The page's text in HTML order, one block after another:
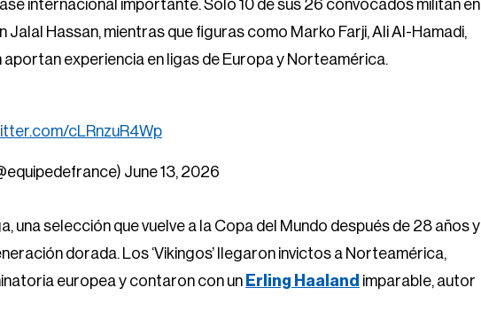
internacional importante. Solo 10 de sus 26 convocados militan en
Jalal Hassan, mientras que figuras como Marko Farji, Ali Al-Hamadi,
aportan experiencia en ligas de Europa y Norteamérica.
cLRnzuR4Wp
June 13, 2026
una selección que vuelve a la Copa del Mundo después de 28 años y
dorada. Los ‘Vikingos’ llegaron invictos a Norteamérica,
europea y contaron con un Erling Haaland imparable, autor